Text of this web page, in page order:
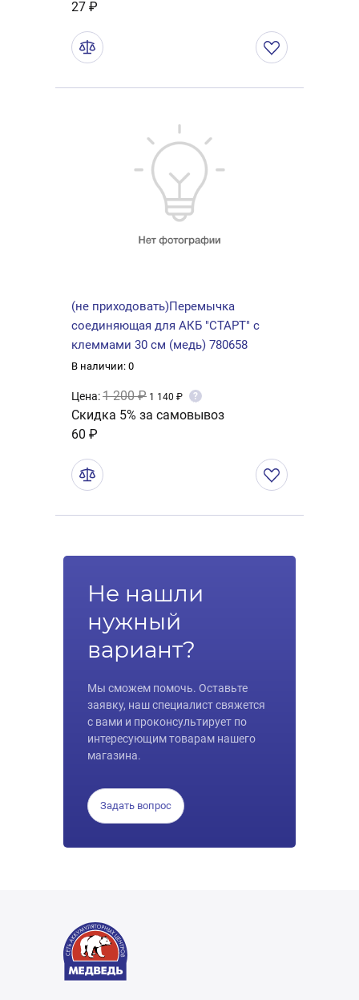
27 ₽
(не приходовать)Перемычка
соединяющая для АКБ "СТАРТ" с
клеммами 30 см (медь) 780658
В наличии: 0
Цена:1 200 ₽ 1 140 ₽ ?
Скидка 5% за самовывоз
60 ₽
Не нашли
нужный
вариант?
Мы сможем помочь. Оставьте
заявку, наш специалист свяжется
с вами и проконсультирует по
интересующим товарам нашего
магазина.
Задать вопрос